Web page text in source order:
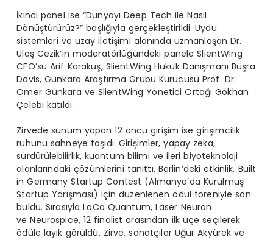
İkinci panel ise “Dünyayı Deep Tech ile Nasıl
Dönüştürürüz?” başlığıyla gerçekleştirildi. Uydu
sistemleri ve uzay iletişimi alanında uzmanlaşan Dr.
Ulaş Cezik’in moderatörlüğündeki panele SlientWing
CFO’su Arif Karakuş, SlientWing Hukuk Danışmanı Büşra
Davis, Günkara Araştırma Grubu Kurucusu Prof. Dr.
Ömer Günkara ve SlientWing Yönetici Ortağı Gökhan
Çelebi katıldı.
Zirvede sunum yapan 12 öncü girişim ise girişimcilik
ruhunu sahneye taşıdı. Girişimler, yapay zeka,
sürdürülebilirlik, kuantum bilimi ve ileri biyoteknoloji
alanlarındaki çözümlerini tanıttı. Berlin’deki etkinlik, Built
in Germany Startup Contest (Almanya’da Kurulmuş
Startup Yarışması) için düzenlenen ödül töreniyle son
buldu. Sırasıyla LoCo Quantum, Laser Neuron
ve Neurospice, 12 finalist arasından ilk üçe seçilerek
ödüle layık görüldü. Zirve, sanatçılar Uğur Akyürek ve